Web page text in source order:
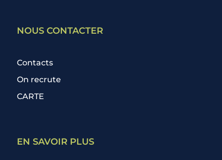
NOUS CONTACTER
Contacts
On recrute
CARTE
EN SAVOIR PLUS